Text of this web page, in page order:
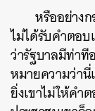
หรืออย่าง
ไม่ได้รับคำตอบ
ว่ารัฐบาลมีท่าที
หมายความว่านี่
ยิ่งเขาไม่ให้คำ